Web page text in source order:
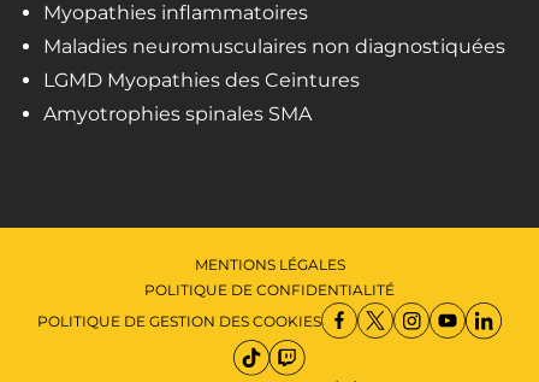
Myopathies inflammatoires
Maladies neuromusculaires non diagnostiquées
LGMD Myopathies des Ceintures
Amyotrophies spinales SMA
MENTIONS LÉGALES
POLITIQUE DE CONFIDENTIALITÉ
POLITIQUE DE GESTION DES COOKIES